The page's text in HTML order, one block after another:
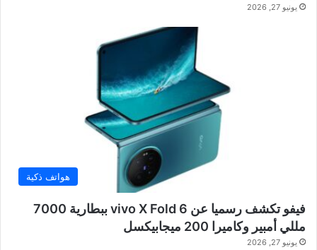
يونيو 27, 2026
هواتف ذكية
فيفو تكشف رسميا عن vivo X Fold 6 ببطارية 7000
مللي أمبير وكاميرا 200 ميجابيكسل
يونيو 27, 2026